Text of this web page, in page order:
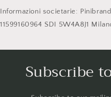
Informazioni societarie:
11599160964 SDI 5W4A8J1
Subscribe